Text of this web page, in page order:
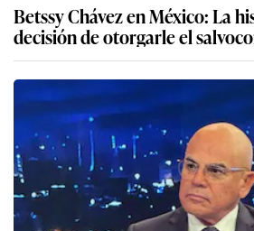
Betssy Chávez en México: La
decisión de otorgarle el